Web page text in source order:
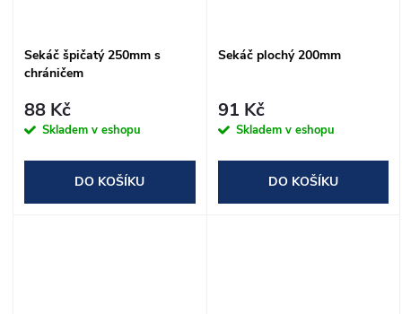
Sekáč špičatý 250mm s
chráničem
88 Kč
Skladem v eshopu
DO KOŠÍKU
Sekáč plochý 200mm
91 Kč
Skladem v eshopu
DO KOŠÍKU